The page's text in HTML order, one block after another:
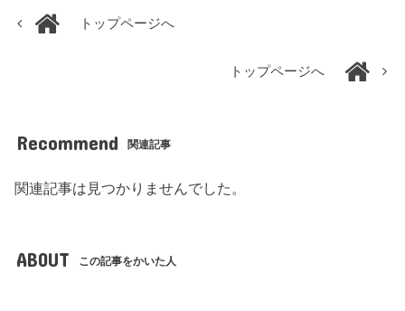
トップページへ
トップページへ
Recommend 関連記事
関連記事は見つかりませんでした。
ABOUT この記事をかいた人